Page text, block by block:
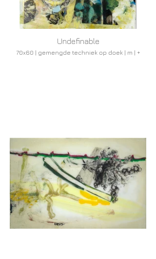
Undefinable
70x60 | gemengde techniek op doek | m | +